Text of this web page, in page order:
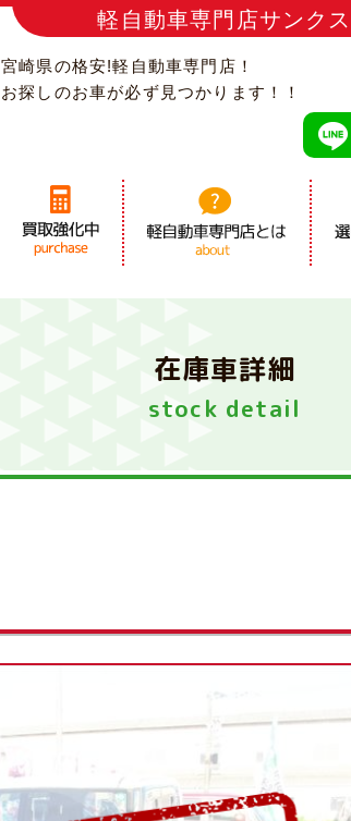
軽自動車専門店サンクス
宮崎県の格安!軽自動車専門店！
お探しのお車が必ず見つかります！！
在庫車詳細
stock detail